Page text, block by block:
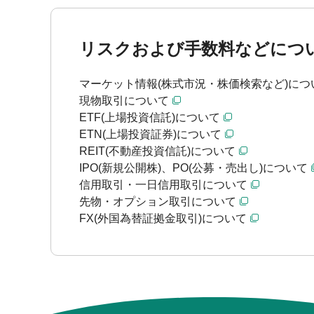
リスクおよび手数料などにつ
マーケット情報(株式市況・株価検索など)につ
現物取引について
ETF(上場投資信託)について
ETN(上場投資証券)について
REIT(不動産投資信託)について
IPO(新規公開株)、PO(公募・売出し)について
信用取引・一日信用取引について
先物・オプション取引について
FX(外国為替証拠金取引)について